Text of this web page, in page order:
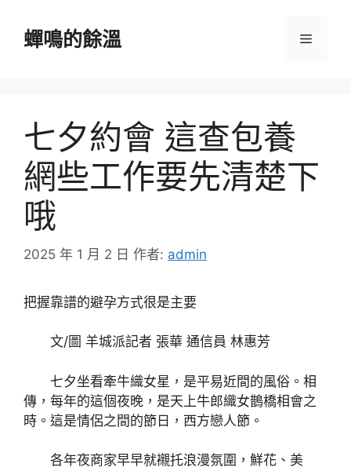
蟬鳴的餘溫 選
七夕約會 這查包養
網些工作要先清楚下
哦
2025 年 1 月 2 日 作者: admin
把握靠譜的避孕方式很是主要
文/圖 羊城派記者 張華 通信員 林惠芳
七夕坐看牽牛織女星，是平易近間的風俗。相
傳，每年的這個夜晚，是天上牛郎織女鵲橋相會之
時。這是情侶之間的節日，西方戀人節。
各年夜商家早早就襯托浪漫氛圍，鮮花、美